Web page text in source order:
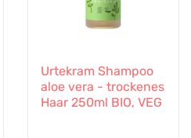
Urtekram Shampoo
aloe vera - trockenes
Haar 250ml BIO, VEG